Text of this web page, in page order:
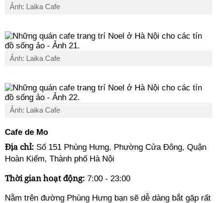
Ảnh: Laika Cafe
Ảnh: Laika Cafe
Ảnh: Laika Cafe
Cafe de Mo
Địa chỉ: Số 151 Phùng Hưng, Phường Cửa Đông, Quận
Hoàn Kiếm, Thành phố Hà Nội
Thời gian hoạt động: 7:00 - 23:00
Nằm trên đường Phùng Hưng bạn sẽ dễ dàng bắt gặp rất